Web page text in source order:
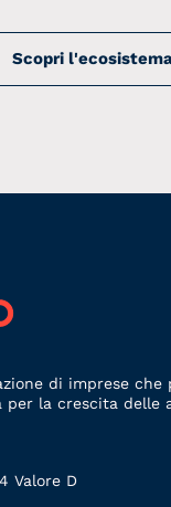
Scopri
di imprese che
la crescita delle
Valore D